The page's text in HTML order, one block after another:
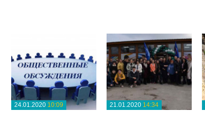
24.01.2020 10:09 21.01.2020 14:34